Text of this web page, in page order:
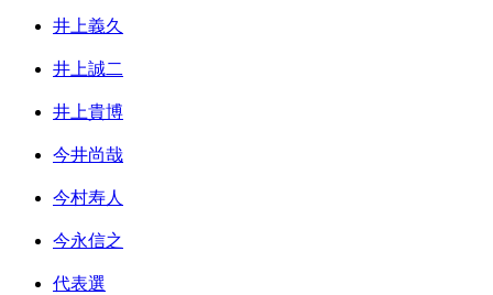
井上義久
井上誠二
井上貴博
今井尚哉
今村寿人
今永信之
代表選